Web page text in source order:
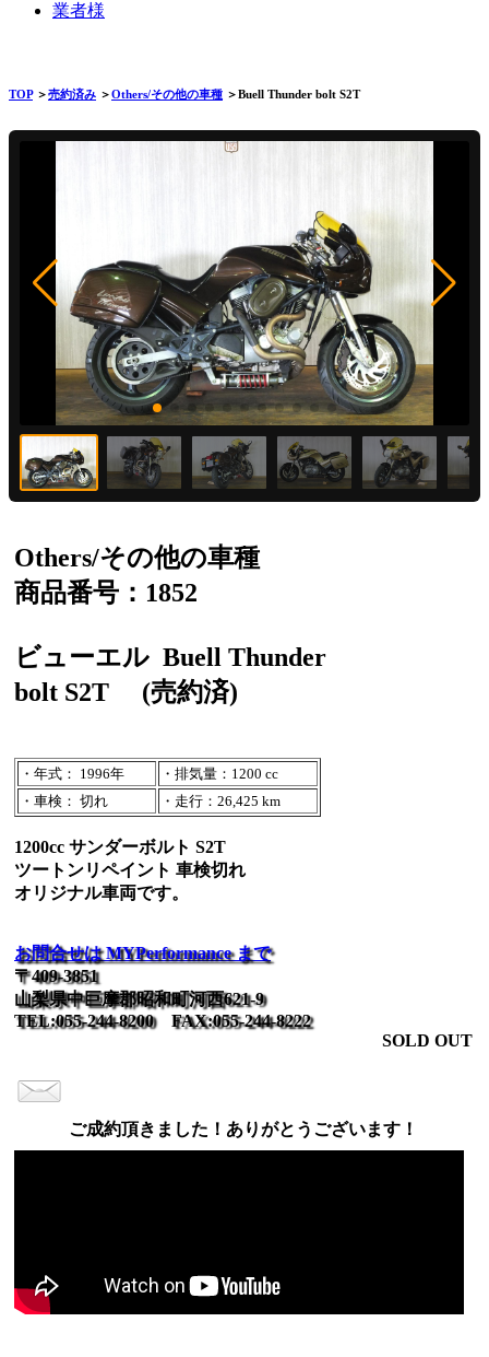
業者様
TOP＞売約済み ＞Others/その他の車種 ＞Buell Thunder bolt S2T
Others/その他の車種
商品番号：1852
ビューエル Buell Thunder
bolt S2T
(売約済)
・年式： 1996年
・排気量：1200 cc
・車検： 切れ
・走行：26,425 km
1200cc サンダーボルト S2T
ツートンリペイント 車検切れ
オリジナル車両です。
お問合せは MYPerformance まで
〒409-3851
山梨県中巨摩郡昭和町河西621-9
TEL:055-244-8200 FAX:055-244-8222
SOLD OUT
ご成約頂きました！ありがとうございます！